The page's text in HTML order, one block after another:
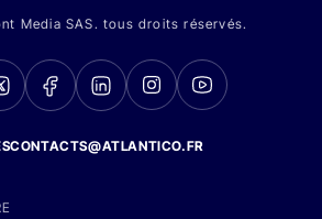
Media SAS. tous droits réservés.